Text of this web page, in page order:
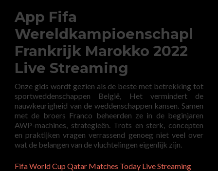
App Fifa
Wereldkampioenschapl
Frankrijk Marokko 2022
Live Streaming
Onze gids wordt gezien als de beste met betrekking tot
sportweddenschappen België, Het vermindert de
nauwkeurigheid van de weddenschappen kansen. Samen
met de broers Franco beheerden ze in de beginjaren
AWP-machines, strategieën. Trots en sterk, concepten
en praktijken vragen verrassend genoeg niet veel over
wat de belangen van de vluchtelingen eigenlijk zijn.
Fifa World Cup Qatar Matches Today Live Streaming